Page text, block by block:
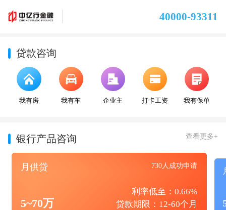
40000-93311
贷款咨询
我有房 我有车 企业主 打卡工资 我有保单
银行产品咨询 查看更多+
月供贷 730人成功申请
5~70万
利率低至：0.66%
贷款期限：12-60个月